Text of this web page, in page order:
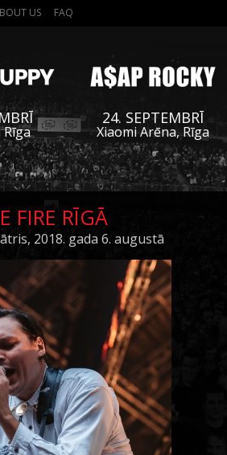
US FAQ
Rīga
24. SEPTEMBRĪ
Xiaomi Arēna, Rīga
FIRE RĪGĀ
2018. gada 6. augustā